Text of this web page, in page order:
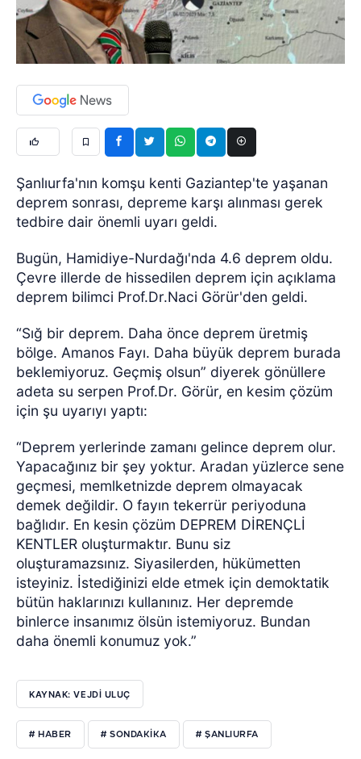
Şanlıurfa'nın komşu kenti Gaziantep'te yaşanan
deprem sonrası, depreme karşı alınması gerek
tedbire dair önemli uyarı geldi.
Bugün, Hamidiye-Nurdağı'nda 4.6 deprem oldu.
Çevre illerde de hissedilen deprem için açıklama
deprem bilimci Prof.Dr.Naci Görür'den geldi.
“Sığ bir deprem. Daha önce deprem üretmiş
bölge. Amanos Fayı. Daha büyük deprem burada
beklemiyoruz. Geçmiş olsun” diyerek gönüllere
adeta su serpen Prof.Dr. Görür, en kesim çözüm
için şu uyarıyı yaptı:
“Deprem yerlerinde zamanı gelince deprem olur.
Yapacağınız bir şey yoktur. Aradan yüzlerce sene
geçmesi, memlketnizde deprem olmayacak
demek değildir. O fayın tekerrür periyoduna
bağlıdır. En kesin çözüm DEPREM DİRENÇLİ
KENTLER oluşturmaktır. Bunu siz
oluşturamazsınız. Siyasilerden, hükümetten
isteyiniz. İstediğinizi elde etmek için demoktatik
bütün haklarınızı kullanınız. Her depremde
binlerce insanımız ölsün istemiyoruz. Bundan
daha önemli konumuz yok.”
KAYNAK: VEJDI ULUÇ
# HABER # SONDAKIKA # ŞANLIURFA